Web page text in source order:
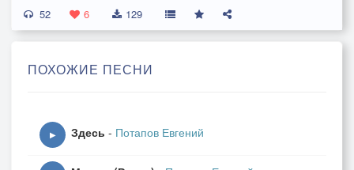
52 6 129
ПОХОЖИЕ ПЕСНИ
▶ Здесь - Потапов Евгений